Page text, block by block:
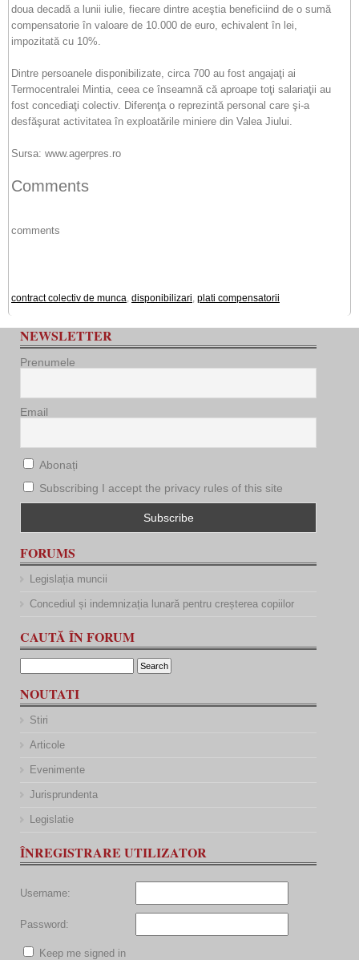
doua decadă a lunii iulie, fiecare dintre aceştia beneficiind de o sumă
compensatorie în valoare de 10.000 de euro, echivalent în lei,
impozitată cu 10%.
Dintre persoanele disponibilizate, circa 700 au fost angajaţi ai
Termocentralei Mintia, ceea ce înseamnă că aproape toţi salariaţii au
fost concediaţi colectiv. Diferenţa o reprezintă personal care şi-a
desfăşurat activitatea în exploatările miniere din Valea Jiului.
Sursa: www.agerpres.ro
Comments
comments
contract colectiv de munca, disponibilizari, plati compensatorii
NEWSLETTER
Prenumele
Email
Abonați
Subscribing I accept the privacy rules of this site
FORUMS
Legislația muncii
Concediul și indemnizația lunară pentru creșterea copiilor
CAUTĂ ÎN FORUM
NOUTATI
Stiri
Articole
Evenimente
Jurisprundenta
Legislatie
ÎNREGISTRARE UTILIZATOR
Username:
Password:
Keep me signed in